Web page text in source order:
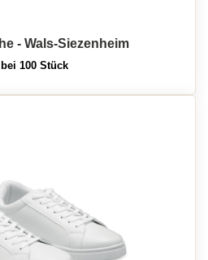
- Wals-Siezenheim
100 Stück